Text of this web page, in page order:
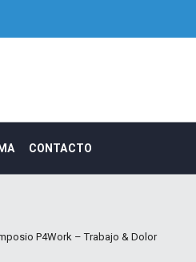
CONTACTO
P4Work – Trabajo & Dolor